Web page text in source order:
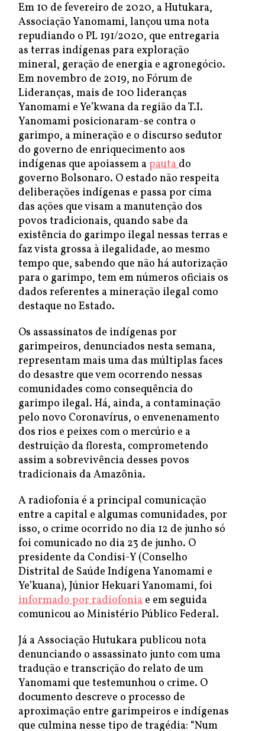
Em 10 de fevereiro de 2020, a Hutukara,
Associação Yanomami, lançou uma nota
repudiando o PL 191/2020, que entregaria
as terras indígenas para exploração
mineral, geração de energia e agronegócio.
Em novembro de 2019, no Fórum de
Lideranças, mais de 100 lideranças
Yanomami e Ye’kwana da região da T.I.
Yanomami posicionaram-se contra o
garimpo, a mineração e o discurso sedutor
do governo de enriquecimento aos
indígenas que apoiassem a pautado
governo Bolsonaro. O estado não respeita
deliberações indígenas e passa por cima
das ações que visam a manutenção dos
povos tradicionais, quando sabe da
existência do garimpo ilegal nessas terras e
faz vista grossa à ilegalidade, ao mesmo
tempo que, sabendo que não há autorização
para o garimpo, tem em números oficiais os
dados referentes a mineração ilegal como
destaque no Estado.
Os assassinatos de indígenas por
garimpeiros, denunciados nesta semana,
representam mais uma das múltiplas faces
do desastre que vem ocorrendo nessas
comunidades como consequência do
garimpo ilegal. Há, ainda, a contaminação
pelo novo Coronavírus, o envenenamento
dos rios e peixes com o mercúrio e a
destruição da floresta, comprometendo
assim a sobrevivência desses povos
tradicionais da Amazônia.
A radiofonia é a principal comunicação
entre a capital e algumas comunidades, por
isso, o crime ocorrido no dia 12 de junho só
foi comunicado no dia 23 de junho. O
presidente da Condisi-Y (Conselho
Distrital de Saúde Indígena Yanomami e
Ye’kuana), Júnior Hekuari Yanomami, foi
informado por radiofonia e em seguida
comunicou ao Ministério Público Federal.
Já a Associação Hutukara publicou nota
denunciando o assassinato junto com uma
tradução e transcrição do relato de um
Yanomami que testemunhou o crime. O
documento descreve o processo de
aproximação entre garimpeiros e indígenas
que culmina nesse tipo de tragédia: “Num